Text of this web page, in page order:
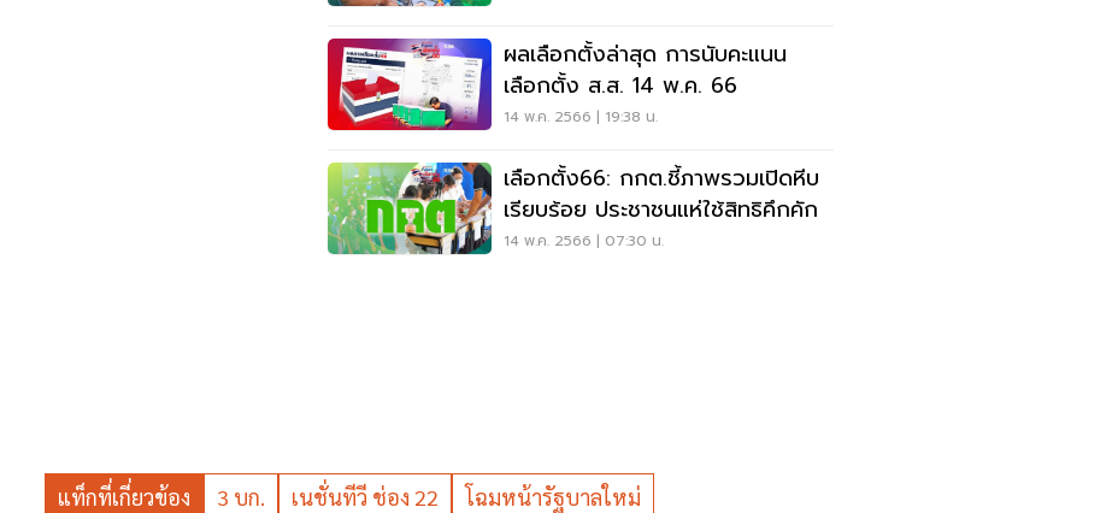
ผลเลือกตั้งล่าสุด การนับคะแนน
เลือกตั้ง ส.ส. 14 พ.ค. 66
14 พ.ค. 2566 | 19:38 น.
เลือกตั้ง66: กกต.ชี้ภาพรวมเปิดหีบ
เรียบร้อย ประชาชนแห่ใช้สิทธิคึกคัก
14 พ.ค. 2566 | 07:30 น.
แท็กที่เกี่ยวข้อง 3 บก. เนชั่นทีวี ช่อง 22 โฉมหน้ารัฐบาลใหม่